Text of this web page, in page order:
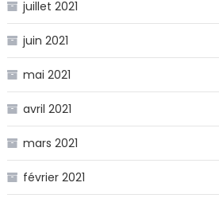
juillet 2021
juin 2021
mai 2021
avril 2021
mars 2021
février 2021